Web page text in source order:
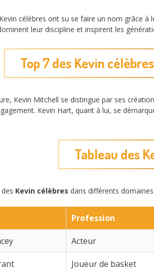
célèbres ont su se faire un nom grâce
leur discipline et inspirent les
Top 7 des Kevin
Kevin Mitchell se distingue par ses
Kevin Hart, quant à lui, se
Tableau des
Kevin célèbres dans différents domaines
Profession
Acteur
Joueur de basket